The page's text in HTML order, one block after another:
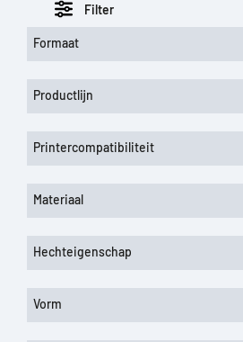
Filter
Formaat
Productlijn
Printercompatibiliteit
Materiaal
Hechteigenschap
Vorm